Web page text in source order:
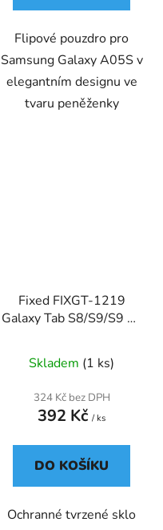
Flipové pouzdro pro
Samsung Galaxy A05S v
elegantním designu ve
tvaru peněženky
Fixed FIXGT-1219
Galaxy Tab S8/S9/S9 FE
tablet
Skladem (1 ks)
324 Kč bez DPH
392 Kč / ks
DO KOŠÍKU
Ochranné tvrzené sklo